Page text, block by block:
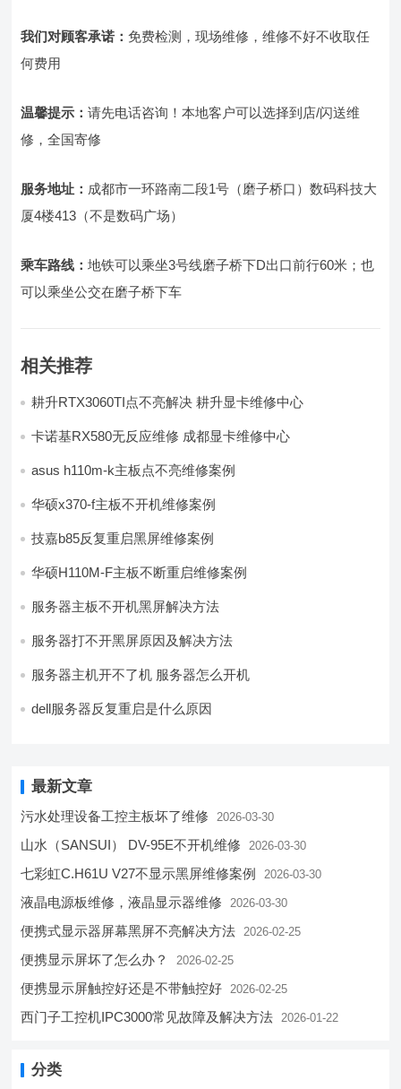
我们对顾客承诺：免费检测，现场维修，维修不好不收取任
何费用
温馨提示：请先电话咨询！本地客户可以选择到店/闪送维
修，全国寄修
服务地址： 成都市一环路南二段1号（磨子桥口）数码科技大
厦4楼413（不是数码广场）
乘车路线：地铁可以乘坐3号线磨子桥下D出口前行60米；也
可以乘坐公交在磨子桥下车
相关推荐
耕升RTX3060TI点不亮解决 耕升显卡维修中心
卡诺基RX580无反应维修 成都显卡维修中心
asus h110m-k主板点不亮维修案例
华硕x370-f主板不开机维修案例
技嘉b85反复重启黑屏维修案例
华硕H110M-F主板不断重启维修案例
服务器主板不开机黑屏解决方法
服务器打不开黑屏原因及解决方法
服务器主机开不了机 服务器怎么开机
dell服务器反复重启是什么原因
最新文章
污水处理设备工控主板坏了维修 2026-03-30
山水（SANSUI） DV-95E不开机维修 2026-03-30
七彩虹C.H61U V27不显示黑屏维修案例 2026-03-30
液晶电源板维修，液晶显示器维修 2026-03-30
便携式显示器屏幕黑屏不亮解决方法 2026-02-25
便携显示屏坏了怎么办？ 2026-02-25
便携显示屏触控好还是不带触控好 2026-02-25
西门子工控机IPC3000常见故障及解决方法 2026-01-22
分类